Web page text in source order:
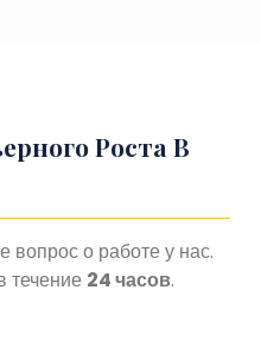
Роста В
вопрос о работе у нас.
течение 24 часов.